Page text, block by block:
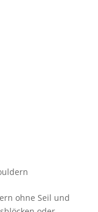
ohne Seil und